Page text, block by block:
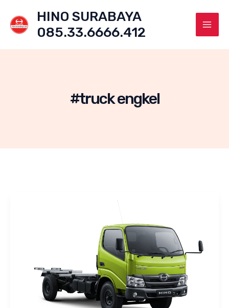
content
HINO SURABAYA
085.33.6666.412
#truck engkel